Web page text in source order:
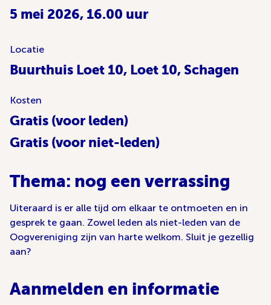
5 mei 2026, 16.00 uur
Locatie
Buurthuis Loet 10, Loet 10, Schagen
Kosten
Gratis (voor leden)
Gratis (voor niet-leden)
Thema: nog een verrassing
Uiteraard is er alle tijd om elkaar te ontmoeten en in
gesprek te gaan. Zowel leden als niet-leden van de
Oogvereniging zijn van harte welkom. Sluit je gezellig
aan?
Aanmelden en informatie